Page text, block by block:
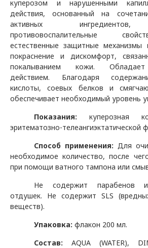
куперозом и нарушенными
действия, основанный на
активных ингредиентов,
противовоспалительные
естественные защитные
покраснение и дискомфорт,
покалыванием кожи.
действием.
Благодаря
кислоты, соевых белков и
обеспечивает необходимый уровень
Показания:
куперозная
эритематозно-телеангиэктатической
Способ применения: Для
необходимое количество, после
при помощи ватного тампона или
Не содержит парабенов и
отдушек. Не содержит SLS
веществ).
Упаковка: флакон 200 мл.
Состав:AQUA (WATER),